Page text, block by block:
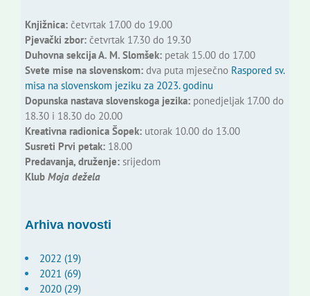
Knjižnica:četvrtak 17.00 do 19.00
Pjevački zbor:četvrtak 17.30 do 19.30
Duhovna sekcija A. M. Slomšek:petak 15.00 do 17.00
Svete mise na slovenskom:dva puta mjesečno Raspored sv.
misa na slovenskom jeziku za 2023. godinu
Dopunska nastava slovenskoga jezika:ponedjeljak 17.00 do
18.30 i 18.30 do 20.00
Kreativna radionica Šopek:utorak 10.00 do 13.00
Susreti Prvi petak:18.00
Predavanja, druženje:srijedom
Klub Moja dežela
Arhiva novosti
2022 (19)
2021 (69)
2020 (29)